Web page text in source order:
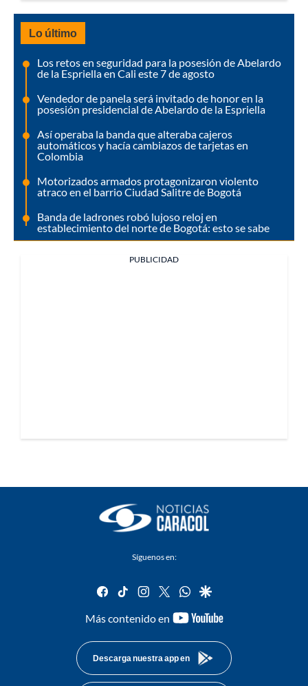
Lo último
Los retos en seguridad para la posesión de Abelardo
de la Espriella en Cali este 7 de agosto
Vendedor de panela será invitado de honor en la
posesión presidencial de Abelardo de la Espriella
Así operaba la banda que alteraba cajeros
automáticos y hacía cambiazos de tarjetas en
Colombia
Motorizados armados protagonizaron violento
atraco en el barrio Ciudad Salitre de Bogotá
Banda de ladrones robó lujoso reloj en
establecimiento del norte de Bogotá: esto se sabe
PUBLICIDAD
Síguenos en:
facebook
tiktok instagram
twitterwhatsapp
google
Más contenido en
youtube-
Descarga nuestra app en